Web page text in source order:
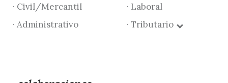
· Civil/Mercantil
· Laboral
· Administrativo
· Tributario